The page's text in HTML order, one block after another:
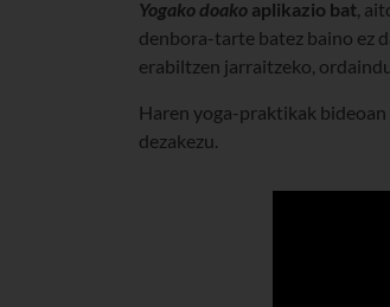
Yogako doako aplikazio bat ,
denbora-tarte batez baino ez
erabiltzen jarraitzeko,
Haren yoga-praktikak
dezakezu.